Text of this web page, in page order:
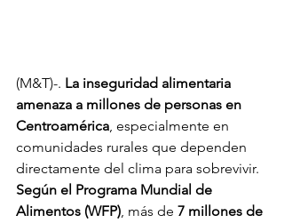
(M&T)-. La inseguridad alimentaria
amenaza a millones de personas en
Centroamérica, especialmente en
comunidades rurales que dependen
directamente del clima para sobrevivir.
Según el Programa Mundial de
Alimentos (WFP), más de 7 millones de